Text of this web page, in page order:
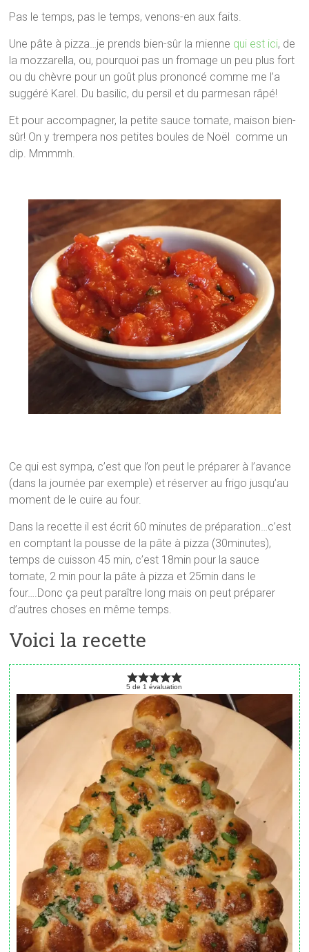
Pas le temps, pas le temps, venons-en aux faits.
Une pâte à pizza…je prends bien-sûr la mienne qui est ici, de
la mozzarella, ou, pourquoi pas un fromage un peu plus fort
ou du chèvre pour un goût plus prononcé comme me l’a
suggéré Karel. Du basilic, du persil et du parmesan râpé!
Et pour accompagner, la petite sauce tomate, maison bien-
sûr! On y trempera nos petites boules de Noël comme un
dip. Mmmmh.
Ce qui est sympa, c’est que l’on peut le préparer à l’avance
(dans la journée par exemple) et réserver au frigo jusqu’au
moment de le cuire au four.
Dans la recette il est écrit 60 minutes de préparation…c’est
en comptant la pousse de la pâte à pizza (30minutes),
temps de cuisson 45 min, c’est 18min pour la sauce
tomate, 2 min pour la pâte à pizza et 25min dans le
four….Donc ça peut paraître long mais on peut préparer
d’autres choses en même temps.
Voici la recette
5 de 1 évaluation